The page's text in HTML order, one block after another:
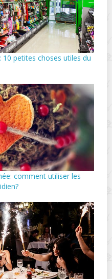
petites choses utiles du
comment utiliser les